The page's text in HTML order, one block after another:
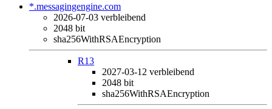
*.messagingengine.com
2026-07-03 verbleibend
2048 bit
sha256WithRSAEncryption
R13
2027-03-12 verbleibend
2048 bit
sha256WithRSAEncryption